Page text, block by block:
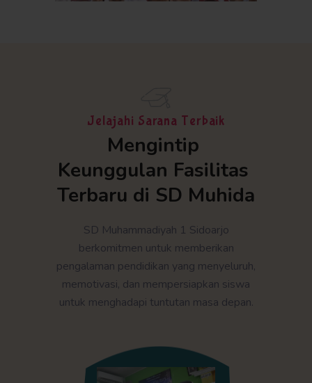
Jelajahi Sarana Terbaik
Mengintip
Keunggulan Fasilitas
Terbaru di SD Muhida
SD Muhammadiyah 1 Sidoarjo
berkomitmen untuk memberikan
pengalaman pendidikan yang menyeluruh,
memotivasi, dan mempersiapkan siswa
untuk menghadapi tuntutan masa depan.